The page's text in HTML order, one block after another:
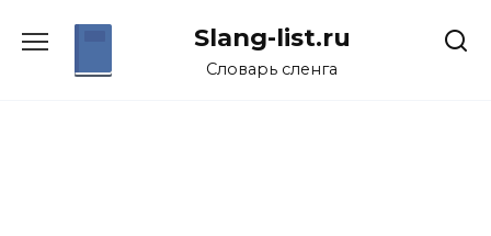
Slang-list.ru
Словарь сленга